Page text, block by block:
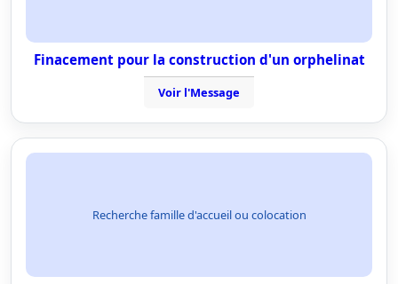
Finacement pour la construction d'un orphelinat
Voir l'Message
Recherche famille d'accueil ou colocation